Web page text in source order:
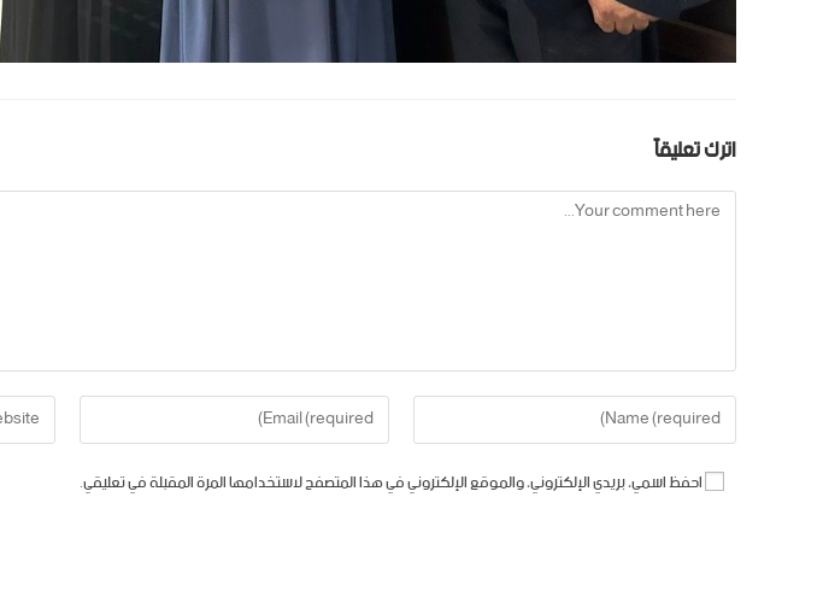
اترك تعليقاً
احفظ اسمي، بريدي الإلكتروني، والموقع الإلكتروني في هذا المتصفح لاستخدامها المرة المقبلة في تعليقي.